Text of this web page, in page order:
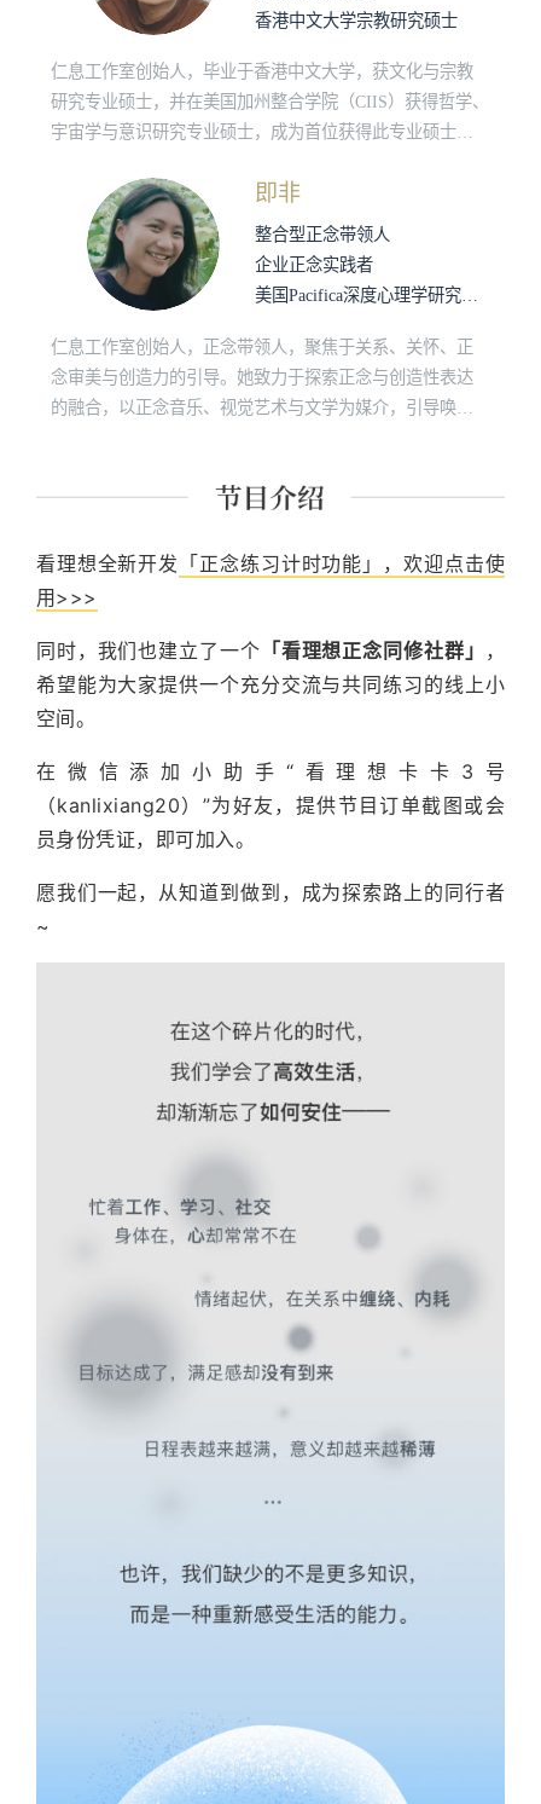
香港中文大学宗教研究硕士
仁息工作室创始人，毕业于香港中文大学，获文化与宗教
研究专业硕士，并在美国加州整合学院（CIIS）获得哲学、
宇宙学与意识研究专业硕士，成为首位获得此专业硕士学
（NYFA）中国项目顾问委员会成员；为《中欧商业评论》
撰文探讨艺术对商业的价值。 广泛探索心理学、哲学、艺
术、宗教等不同领域，师从超个人心理学创始人 Stanislav
Grof 、哲学史家 Richard Tarnas 、宇宙学家 Brian Swimme
学习超个人心理学、西方哲学，以及宇宙学。自2007年始
开始习练瑜伽；跟随正念导师Shinzen Young（真善）、Jon
Kabat-Zinn（卡巴金）、哈佛心理学家 Daniel P. Brown 等学
习正念和冥想，并多次前往印度、缅甸进修。 致力于探索
真实体验出发，活出生命的意义。
即非
整合型正念带领人
企业正念实践者
仁息工作室创始人，正念带领人，聚焦于关系、关怀、正
念审美与创造力的引导。她致力于探索正念与创造性表达
的融合，以正念音乐、视觉艺术与文学为媒介，引导唤醒
慧与慈悲的生长。 即非是首位拥有美国Pacifica深度心理学
后荣格派学者，深入探索创造行为作为心灵疗愈与整合的
途径。自幼的佛法研习背景，结合后期在北美与欧洲的正
境与可能性。即非拥有视觉设计与用户体验工程师的跨界
背景，2020年获瑞典外交部颁发的奖项，表彰其杰出的社
会创新与创业精神。作为企业正念带领人，她与杨光一
发芽。
看理想全新开发 「正念练习计时功能」，欢迎点击使
用>>>
同时，我们也建立了一个 「看理想正念同修社群」 ，
希望能为大家提供一个充分交流与共同练习的线上小
空间。
在微信添加小助手“看理想卡卡3号
（kanlixiang20）”为好友，提供节目订单截图或会
员身份凭证，即可加入。
愿我们一起，从知道到做到，成为探索路上的同行者
~